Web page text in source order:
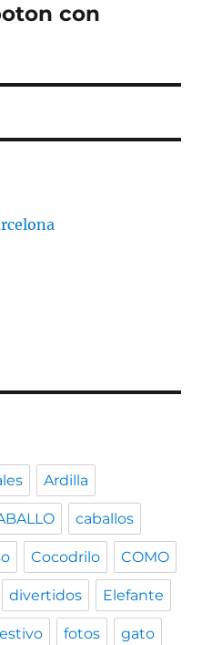
con
Ardilla
caballos
Cocodrilo COMO
divertidos Elefante
fotos gato